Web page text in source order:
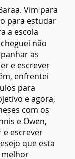
Vim para
para estudar
a escola
não
as
e escrever
enfrentei
para
e agora,
com os
e Owen,
e escrever
que esta
melhor